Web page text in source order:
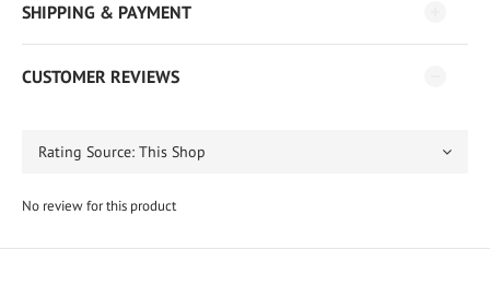
SHIPPING & PAYMENT
CUSTOMER REVIEWS
No review for this product